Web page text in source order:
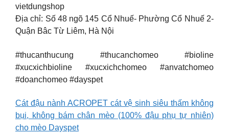
vietdungshop
Địa chỉ: Số 48 ngõ 145 Cổ Nhuế- Phường Cổ Nhuế 2-
Quận Bâc Từ Liêm, Hà Nội
#thucanthucung #thucanchomeo #bioline
#xucxichbioline #xucxichchomeo #anvatchomeo
#doanchomeo #dayspet
Cát đậu nành ACROPET cát vệ sinh siêu thấm không
bụi, không bám chân mèo (100% đậu phụ tự nhiên)
cho mèo Dayspet